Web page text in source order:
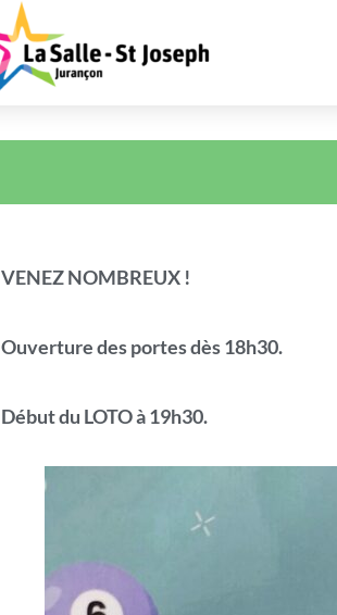
VENEZ NOMBREUX !
Ouverture des portes dès 18h30.
Début du LOTO à 19h30.